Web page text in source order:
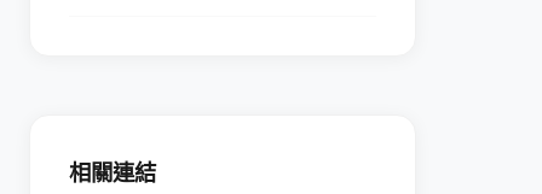
相關連結